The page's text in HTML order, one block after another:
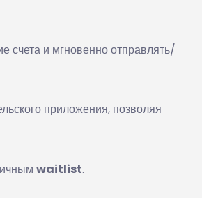
счета и мгновенно отправлять/
приложения, позволяя
waitlist.